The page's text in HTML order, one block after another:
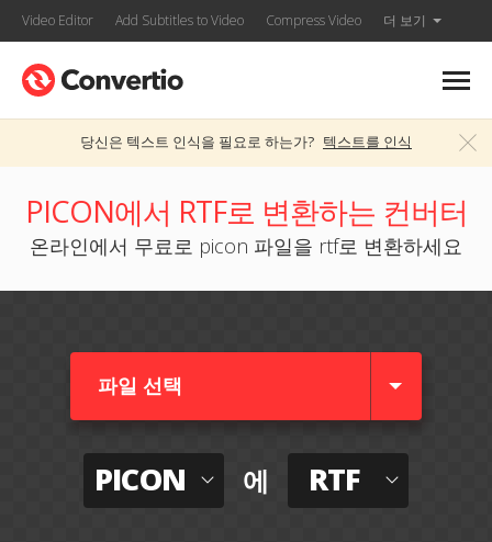
Video Editor Add Subtitles to Video Compress Video 더 보기
당신은 텍스트 인식을 필요로 하는가? 텍스트를 인식
PICON에서 RTF로 변환하는 컨버터
온라인에서 무료로 picon 파일을 rtf로 변환하세요
파일 선택
PICON 에 RTF